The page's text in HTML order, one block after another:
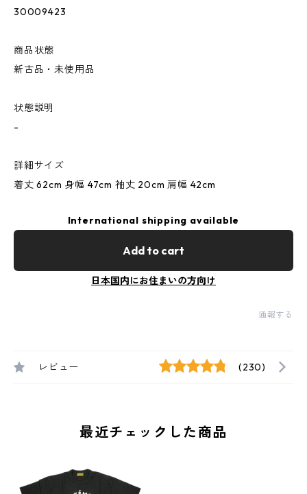
30009423
商品状態
新古品・未使用品
状態説明
-
詳細サイズ
着丈 62cm 身幅 47cm 袖丈 20cm 肩幅 42cm
International shipping available
Add to cart
日本国内にお住まいの方向け
通報する
レビュー (230)
最近チェックした商品